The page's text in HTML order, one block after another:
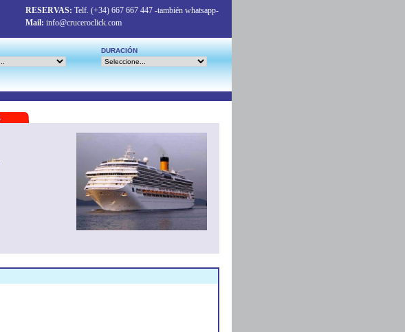
RESERVAS: Telf. (+34) 667 667 447 -también whatsapp-
Mail: info@cruceroclick.com
DURACIÓN